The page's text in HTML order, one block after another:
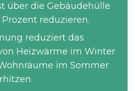
über die Gebäudehülle
reduzieren.
reduziert das
Heizwärme im Winter
im Sommer